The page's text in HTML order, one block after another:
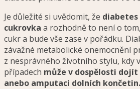
Je důležité si uvědomit, že
cukrovka a rozhodně to není o
cukr a bude vše zase v pořádku.
závažné metabolické onemocnění
z nesprávného životního stylu, kdy
případech může v dospělosti
anebo amputaci dolních končetin.